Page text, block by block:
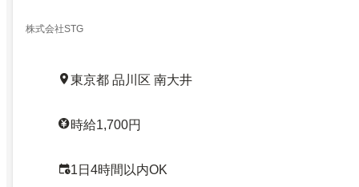
株式会社STG
東京都 品川区 南大井
時給1,700円
1日4時間以内OK